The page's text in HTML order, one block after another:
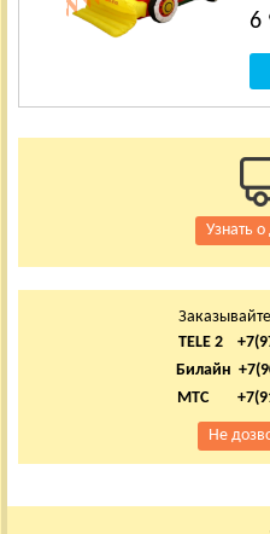
6
Узнать о
TELE 2
Билайн
МТС
Не